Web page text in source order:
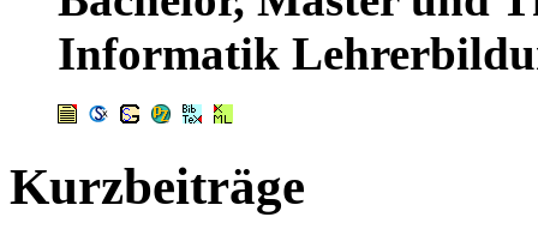
Informatik
Kurzbeiträge